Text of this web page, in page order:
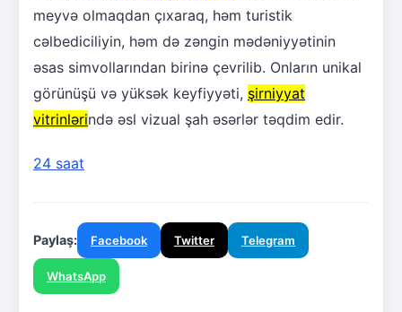
meyvə olmaqdan çıxaraq, həm turistik
cəlbediciliyin, həm də zəngin mədəniyyətinin
əsas simvollarından birinə çevrilib. Onların unikal
görünüşü və yüksək keyfiyyəti, şirniyyat
vitrinlərində əsl vizual şah əsərlər təqdim edir.
24 saat
Paylaş: Facebook Twitter Telegram
WhatsApp